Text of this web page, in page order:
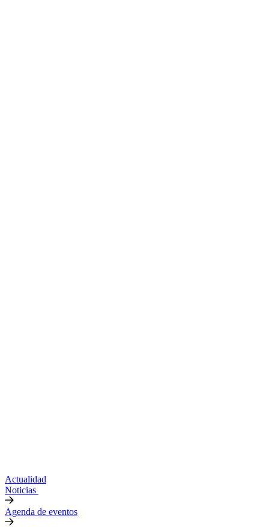
Actualidad
Noticias
Agenda de eventos